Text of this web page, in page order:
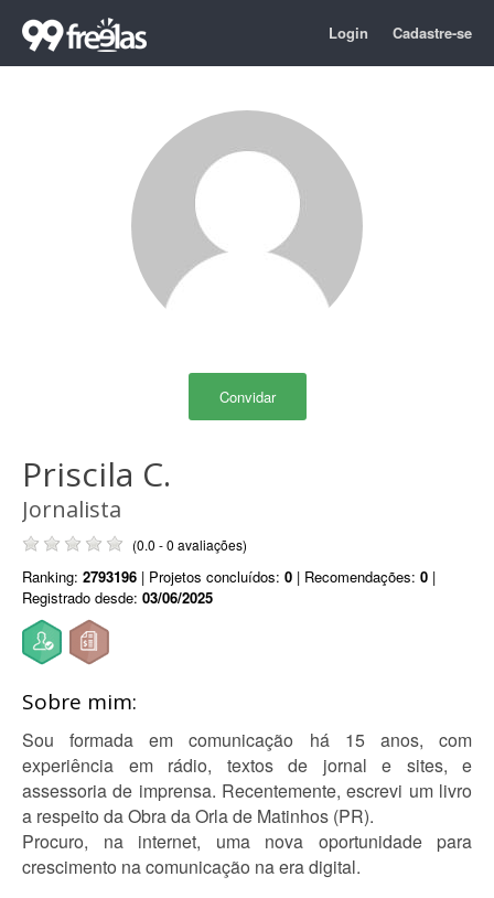
Login Cadastre-se
Convidar
Priscila C.
Jornalista
(0.0 - 0 avaliações)
Ranking: 2793196 | Projetos concluídos: 0 | Recomendações: 0 |
Registrado desde: 03/06/2025
Sobre mim:
Sou formada em comunicação há 15 anos, com
experiência em rádio, textos de jornal e sites, e
assessoria de imprensa. Recentemente, escrevi um livro
a respeito da Obra da Orla de Matinhos (PR).
Procuro, na internet, uma nova oportunidade para
crescimento na comunicação na era digital.